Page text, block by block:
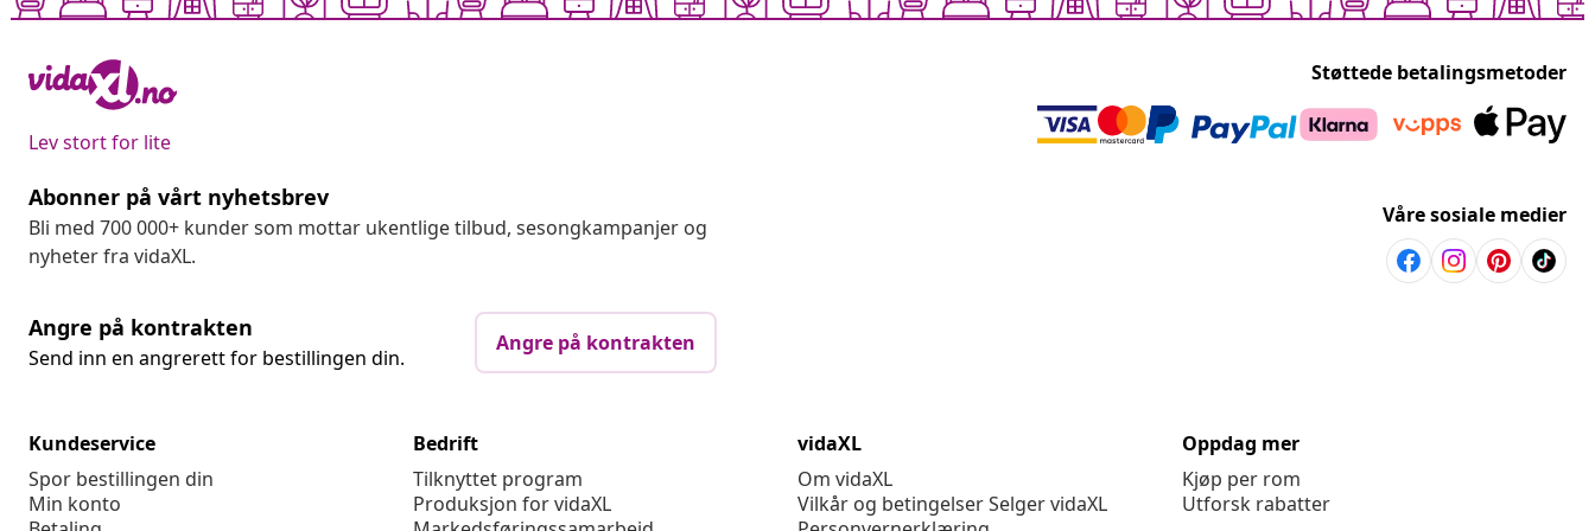
Lev stort for lite
Støttede betalingsmetoder
Abonner på vårt nyhetsbrev
Bli med 700 000+ kunder som mottar ukentlige tilbud, sesongkampanjer og
nyheter fra vidaXL.
Våre sosiale medier
Angre på kontrakten
Send inn en angrerett for bestillingen din.
Angre på kontrakten
Kundeservice
Spor bestillingen din
Min konto
Bedrift
Tilknyttet program
Produksjon for vidaXL
vidaXL
Om vidaXL
Vilkår og betingelser Selger vidaXL
Oppdag mer
Kjøp per rom
Utforsk rabatter